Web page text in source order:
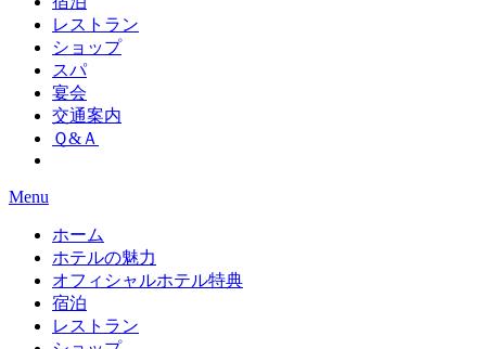
レストラン
ショップ
スパ
宴会
交通案内
Ｑ&Ａ
Menu
ホーム
ホテルの魅力
オフィシャルホテル特典
宿泊
レストラン